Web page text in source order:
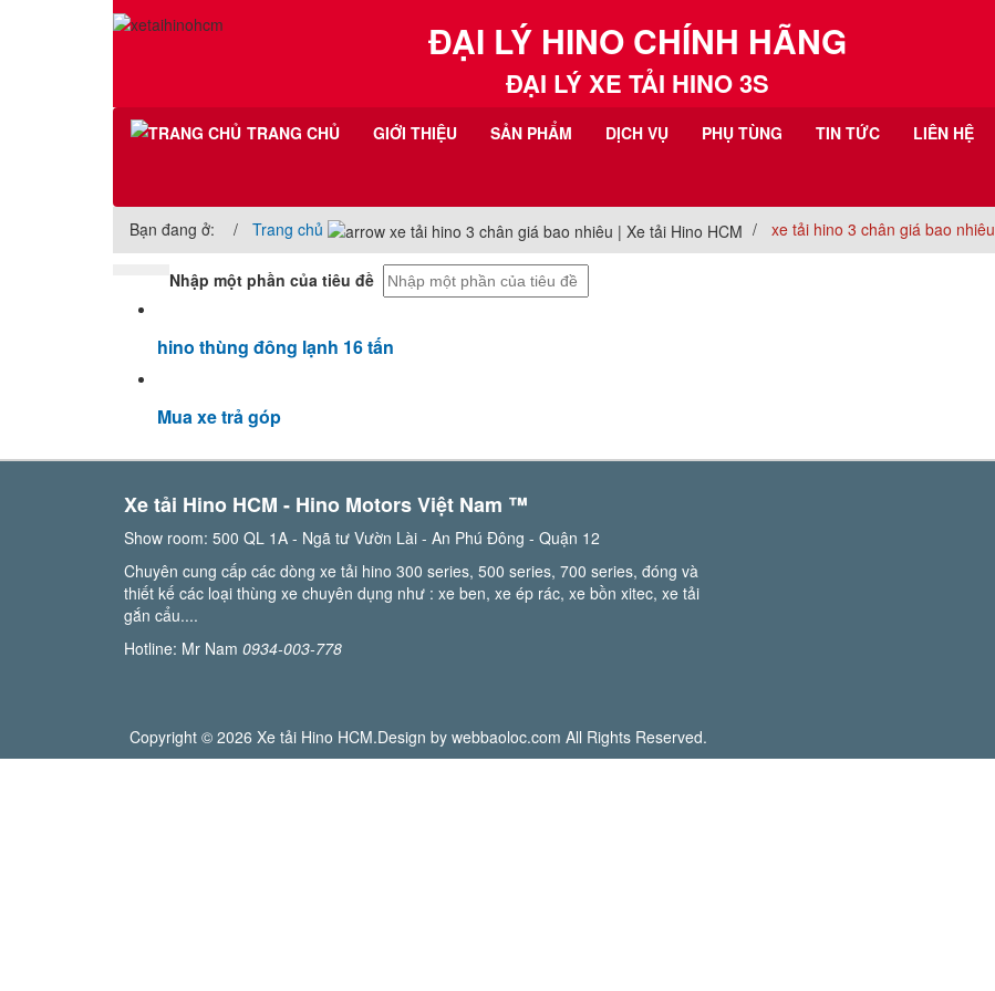
ĐẠI LÝ HINO CHÍNH HÃNG
ĐẠI LÝ XE TẢI HINO 3S
TRANG CHỦ GIỚI THIỆU SẢN PHẨM DỊCH VỤ PHỤ TÙNG TIN TỨC LIÊN HỆ
Bạn đang ở: Trang chủ xe tải hino 3 chân giá bao nhiêu
Nhập một phần của tiêu đề
hino thùng đông lạnh 16 tấn
Mua xe trả góp
Xe tải Hino HCM - Hino Motors Việt Nam ™️
Show room: 500 QL 1A - Ngã tư Vườn Lài - An Phú Đông - Quận 12
Chuyên cung cấp các dòng xe tải hino 300 series, 500 series, 700 series, đóng và
thiết kế các loại thùng xe chuyên dụng như : xe ben, xe ép rác, xe bồn xitec, xe tải
gắn cẩu....
Hotline: Mr Nam 0934-003-778
Copyright © 2026 Xe tải Hino HCM.Design by webbaoloc.com All Rights Reserved.